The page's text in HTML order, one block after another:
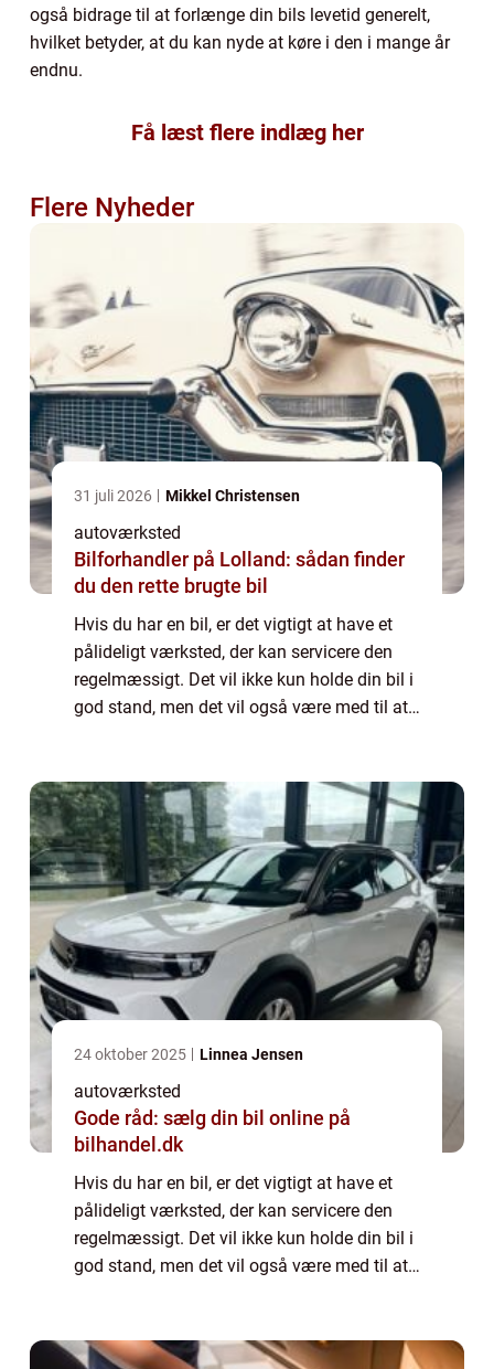
også bidrage til at forlænge din bils levetid generelt,
hvilket betyder, at du kan nyde at køre i den i mange år
endnu.
Få læst flere indlæg her
Flere Nyheder
31 juli 2026 Mikkel Christensen
autoværksted
Bilforhandler på Lolland: sådan finder
du den rette brugte bil
Hvis du har en bil, er det vigtigt at have et
pålideligt værksted, der kan servicere den
regelmæssigt. Det vil ikke kun holde din bil i
god stand, men det vil også være med til at
24 oktober 2025 Linnea Jensen
autoværksted
Gode råd: sælg din bil online på
bilhandel.dk
Hvis du har en bil, er det vigtigt at have et
pålideligt værksted, der kan servicere den
regelmæssigt. Det vil ikke kun holde din bil i
god stand, men det vil også være med til at